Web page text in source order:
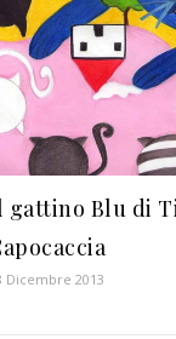
gattino Blu di
Dicembre 2013